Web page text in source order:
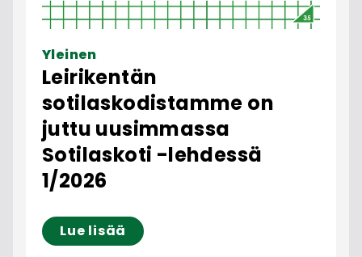
Yleinen
Leirikentän
sotilaskodistamme on
juttu uusimmassa
Sotilaskoti -lehdessä
1/2026
Lue lisää